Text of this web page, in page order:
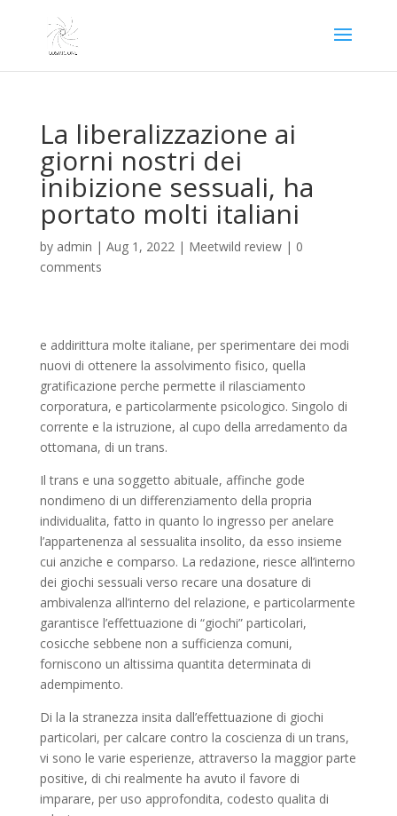
La liberalizzazione ai
giorni nostri dei
inibizione sessuali, ha
portato molti italiani
by admin | Aug 1, 2022| Meetwild review| 0
comments
e addirittura molte italiane, per sperimentare dei modi
nuovi di ottenere la assolvimento fisico, quella
gratificazione perche permette il rilasciamento
corporatura, e particolarmente psicologico. Singolo di
corrente e la istruzione, al cupo della arredamento da
ottomana, di un trans.
Il trans e una soggetto abituale, affinche gode
nondimeno di un differenziamento della propria
individualita, fatto in quanto lo ingresso per anelare
l’appartenenza al sessualita insolito, da esso insieme
cui anziche e comparso. La redazione, riesce all’interno
dei giochi sessuali verso recare una dosature di
ambivalenza all’interno del relazione, e particolarmente
garantisce l’effettuazione di “giochi” particolari,
cosicche sebbene non a sufficienza comuni,
forniscono un altissima quantita determinata di
adempimento.
Di la la stranezza insita dall’effettuazione di giochi
particolari, per calcare contro la coscienza di un trans,
vi sono le varie esperienze, attraverso la maggior parte
positive, di chi realmente ha avuto il favore di
imparare, per uso approfondita, codesto qualita di